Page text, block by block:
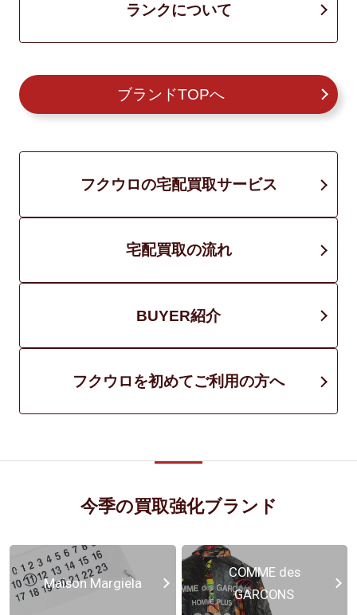
ランクについて
ブランドTOPへ
フクウロの宅配買取サービス
宅配買取の流れ
BUYER紹介
フクウロを初めてご利用の方へ
今季の買取強化ブランド
Maison Margiela
COMME des
GARCONS